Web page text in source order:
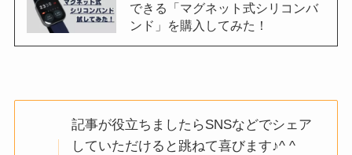
できる「マグネット式シリコンバ
ンド」を購入してみた！
記事が役立ちましたらSNSなどでシェア
していただけると跳ねて喜びます♪^ ^